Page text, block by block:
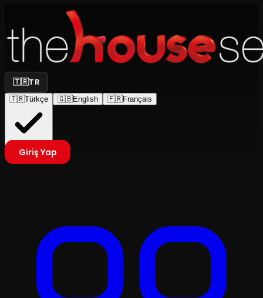
🇹🇷TR
🇹🇷Türkçe 🇬🇧English 🇫🇷Français
Giriş Yap